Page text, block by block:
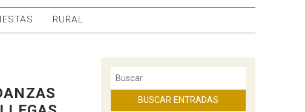
RURAL